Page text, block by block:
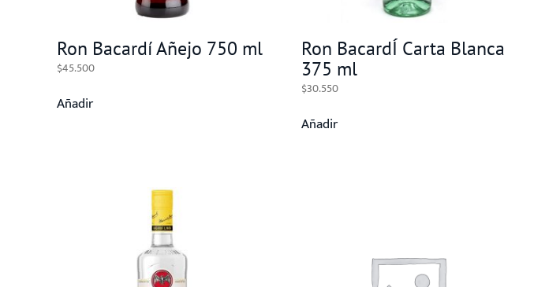
Ron Bacardí Añejo 750 ml
$45.500
Añadir
Ron BacardÍ Carta Blanca
375 ml
$30.550
Añadir